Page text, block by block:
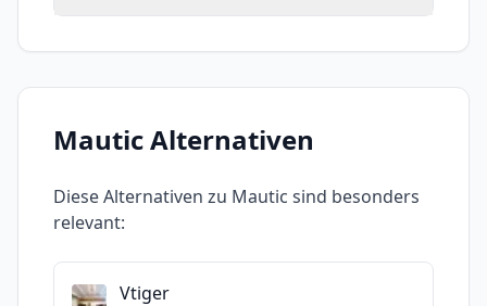
MauticAlternativen
Diese Alternativen zu Mautic sind besonders
relevant:
Vtiger